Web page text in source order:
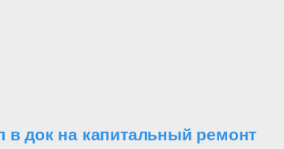
в док на капитальный ремонт